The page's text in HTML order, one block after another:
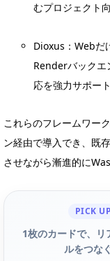
むプロジェクト
Dioxus：Webだ
Renderバックエ
応を強力サポート
これらのフレームワー
ン経由で導入でき、既
させながら漸進的に
PICK UP
1枚のカードで、リ
ルをつなぐ